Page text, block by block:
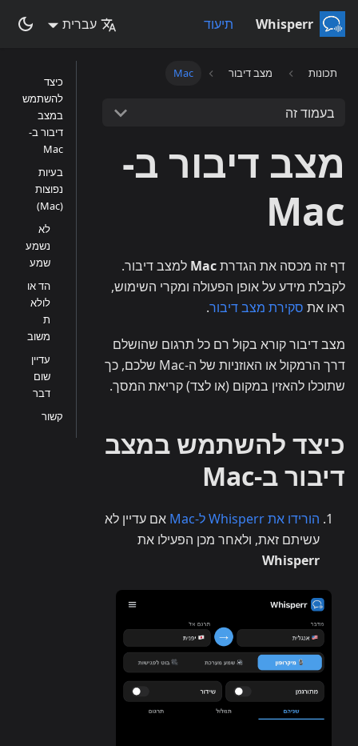
Whisperr תיעוד עברית
תכונות מצב דיבור Mac
בעמוד זה
מצב דיבור ב-
Mac
דף זה מכסה את הגדרתMac למצב דיבור.
לקבלת מידע על אופן הפעולה ומקרי השימוש,
ראו את סקירת מצב דיבור.
מצב דיבור קורא בקול רם כל תרגום שהושלם
דרך הרמקול או האוזניות של ה-Mac שלכם, כך
שתוכלו להאזין במקום (או לצד) קריאת המסך.
כיצד להשתמש במצב
דיבור ב-Mac
הורידו את Whisperr ל-Mac
אם עדיין לא
עשיתם זאת, ולאחר מכן הפעילו את
Whisperr
כיצד
להשתמש
במצב
דיבור ב-
Mac
בעיות
נפוצות
(Mac)
לא
נשמע
שמע
הד או
לולא
ת
משוב
עדיין
שום
דבר
קשור